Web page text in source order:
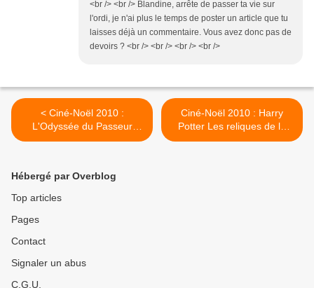
<br /> <br /> Blandine, arrête de passer ta vie sur
l'ordi, je n'ai plus le temps de poster un article que tu
laisses déjà un commentaire. Vous avez donc pas de
devoirs ? <br /> <br /> <br /> <br />
< Ciné-Noël 2010 :
L'Odyssée du Passeur
d'aurore pour les 4èmes
Ciné-Noël 2010 : Harry
Potter Les reliques de la
mort pour les 3èmes >
Hébergé par Overblog
Top articles
Pages
Contact
Signaler un abus
C.G.U.